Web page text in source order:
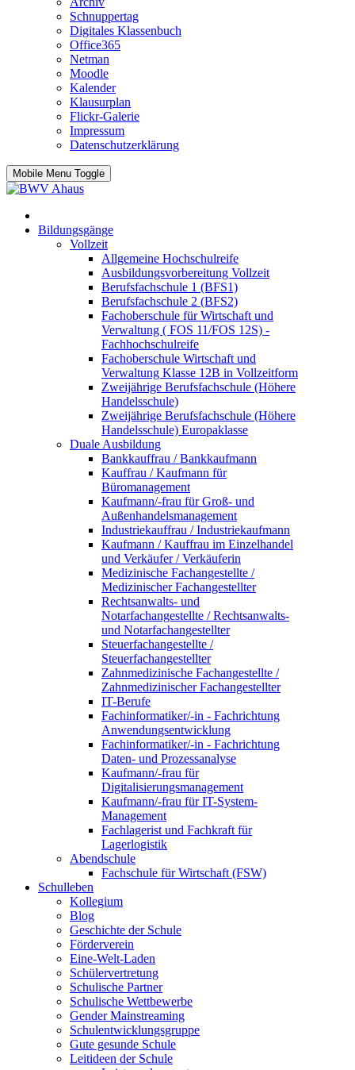
Schnuppertag
Digitales Klassenbuch
Office365
Netman
Moodle
Kalender
Klausurplan
Flickr-Galerie
Impressum
Datenschutzerklärung
Mobile Menu Toggle
Bildungsgänge
Vollzeit
Allgemeine Hochschulreife
Ausbildungsvorbereitung Vollzeit
Berufsfachschule 1 (BFS1)
Berufsfachschule 2 (BFS2)
Fachoberschule für Wirtschaft und
Verwaltung ( FOS 11/FOS 12S) -
Fachhochschulreife
Fachoberschule Wirtschaft und
Verwaltung Klasse 12B in Vollzeitform
Zweijährige Berufsfachschule (Höhere
Handelsschule)
Zweijährige Berufsfachschule (Höhere
Handelsschule) Europaklasse
Duale Ausbildung
Bankkauffrau / Bankkaufmann
Kauffrau / Kaufmann für
Büromanagement
Kaufmann/-frau für Groß- und
Außenhandelsmanagement
Industriekauffrau / Industriekaufmann
Kaufmann / Kauffrau im Einzelhandel
und Verkäufer / Verkäuferin
Medizinische Fachangestellte /
Medizinischer Fachangestellter
Rechtsanwalts- und
Notarfachangestellte / Rechtsanwalts-
und Notarfachangestellter
Steuerfachangestellte /
Steuerfachangestellter
Zahnmedizinische Fachangestellte /
Zahnmedizinischer Fachangestellter
IT-Berufe
Fachinformatiker/-in - Fachrichtung
Anwendungsentwicklung
Fachinformatiker/-in - Fachrichtung
Daten- und Prozessanalyse
Kaufmann/-frau für
Digitalisierungsmanagement
Kaufmann/-frau für IT-System-
Management
Fachlagerist und Fachkraft für
Lagerlogistik
Abendschule
Fachschule für Wirtschaft (FSW)
Schulleben
Kollegium
Blog
Geschichte der Schule
Förderverein
Eine-Welt-Laden
Schülervertretung
Schulische Partner
Schulische Wettbewerbe
Gender Mainstreaming
Schulentwicklungsgruppe
Gute gesunde Schule
Leitideen der Schule